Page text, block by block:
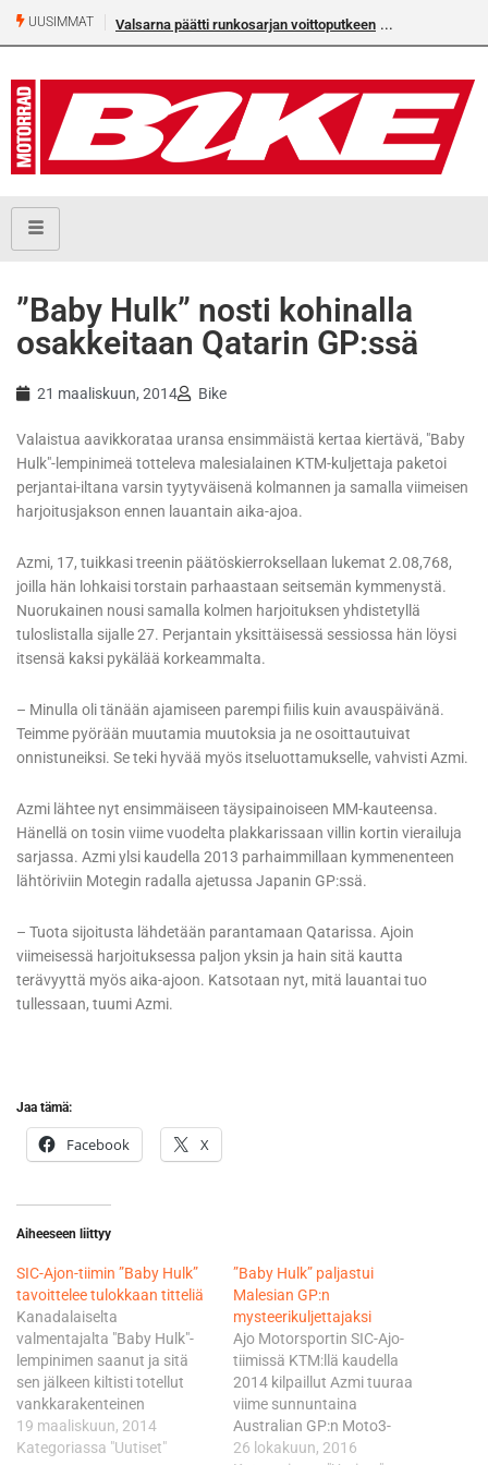
UUSIMMAT Valsarna päätti runkosarjan voittoputkeen
”Baby Hulk” nosti kohinalla
osakkeitaan Qatarin GP:ssä
21 maaliskuun, 2014 Bike
Valaistua aavikkorataa uransa ensimmäistä kertaa kiertävä, "Baby
Hulk"-lempinimeä totteleva malesialainen KTM-kuljettaja paketoi
perjantai-iltana varsin tyytyväisenä kolmannen ja samalla viimeisen
harjoitusjakson ennen lauantain aika-ajoa.
Azmi, 17, tuikkasi treenin päätöskierroksellaan lukemat 2.08,768,
joilla hän lohkaisi torstain parhaastaan seitsemän kymmenystä.
Nuorukainen nousi samalla kolmen harjoituksen yhdistetyllä
tuloslistalla sijalle 27. Perjantain yksittäisessä sessiossa hän löysi
itsensä kaksi pykälää korkeammalta.
– Minulla oli tänään ajamiseen parempi fiilis kuin avauspäivänä.
Teimme pyörään muutamia muutoksia ja ne osoittautuivat
onnistuneiksi. Se teki hyvää myös itseluottamukselle, vahvisti Azmi.
Azmi lähtee nyt ensimmäiseen täysipainoiseen MM-kauteensa.
Hänellä on tosin viime vuodelta plakkarissaan villin kortin vierailuja
sarjassa. Azmi ylsi kaudella 2013 parhaimmillaan kymmenenteen
lähtöriviin Motegin radalla ajetussa Japanin GP:ssä.
– Tuota sijoitusta lähdetään parantamaan Qatarissa. Ajoin
viimeisessä harjoituksessa paljon yksin ja hain sitä kautta
terävyyttä myös aika-ajoon. Katsotaan nyt, mitä lauantai tuo
tullessaan, tuumi Azmi.
Jaa tämä:
Facebook X
Aiheeseen liittyy
SIC-Ajon-tiimin ”Baby Hulk”
tavoittelee tulokkaan titteliä
Kanadalaiselta
valmentajalta "Baby Hulk"-
lempinimen saanut ja sitä
sen jälkeen kiltisti totellut
vankkarakenteinen
malesialaiskuljettaja Azmi,
17, kilpaili viime kaudella
19 maaliskuun, 2014
Kategoriassa "Uutiset"
”Baby Hulk” paljastui
Malesian GP:n
mysteerikuljettajaksi
Ajo Motorsportin SIC-Ajo-
tiimissä KTM:llä kaudella
2014 kilpaillut Azmi tuuraa
viime sunnuntaina
Australian GP:n Moto3-
kisassa loukkaantunutta
26 lokakuun, 2016